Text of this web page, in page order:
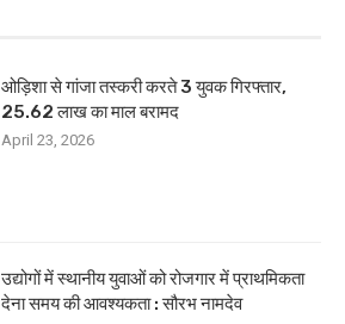
ओड़िशा से गांजा तस्करी करते 3 युवक गिरफ्तार,
25.62 लाख का माल बरामद
April 23, 2026
उद्योगों में स्थानीय युवाओं को रोजगार में प्राथमिकता
देना समय की आवश्यकता : सौरभ नामदेव